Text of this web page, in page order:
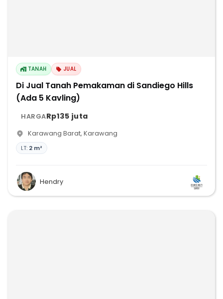
TANAH JUAL
Di Jual Tanah Pemakaman di Sandiego Hills
(Ada 5 Kavling)
HARGARp135 juta
Karawang Barat, Karawang
LT: 2 m²
Hendry